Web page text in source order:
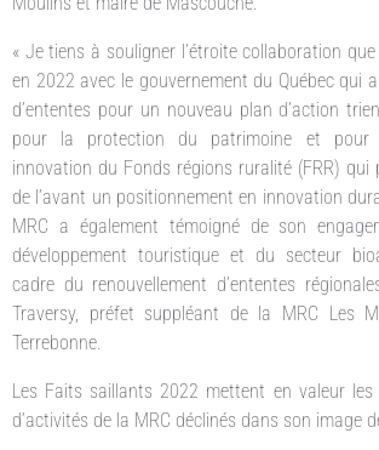
« Je tiens à souligner l’étroite collaboration
en 2022 avec le gouvernement du Québec qui
d’ententes pour un nouveau plan d’action
pour la protection du patrimoine et pour
innovation du Fonds régions ruralité (FRR)
de l’avant un positionnement en innovation
MRC a également témoigné de son
développement touristique et du secteur
cadre du renouvellement d’ententes
Traversy, préfet suppléant de la MRC Les
Terrebonne.
Les Faits saillants 2022 mettent en valeur les
d’activités de la MRC déclinés dans son image